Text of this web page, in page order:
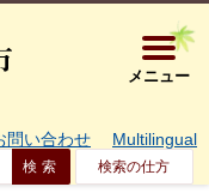
大阪府箕
メニュー
問い合わせ Multilingual
検索の仕方